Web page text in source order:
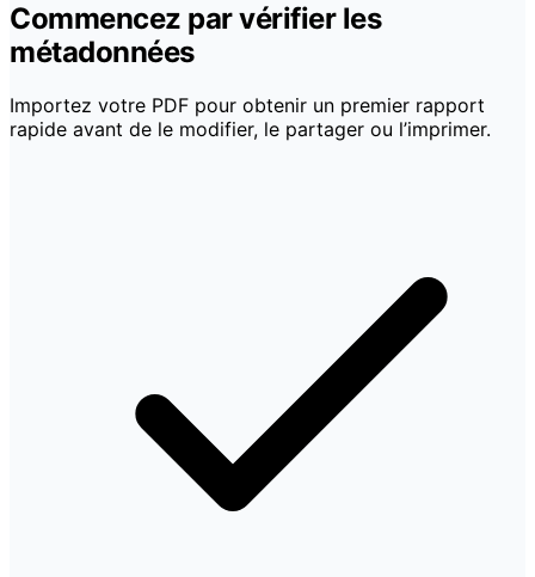
Commencez par vérifier les
métadonnées
Importez votre PDF pour obtenir un premier rapport
rapide avant de le modifier, le partager ou l’imprimer.